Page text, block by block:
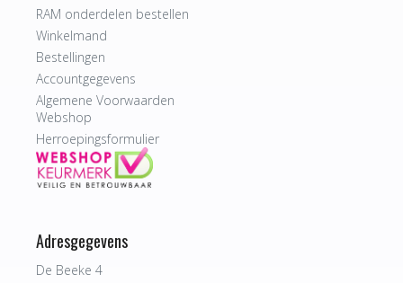
RAM onderdelen bestellen
Winkelmand
Bestellingen
Accountgegevens
Algemene Voorwaarden
Webshop
Herroepingsformulier
Adresgegevens
De Beeke 4